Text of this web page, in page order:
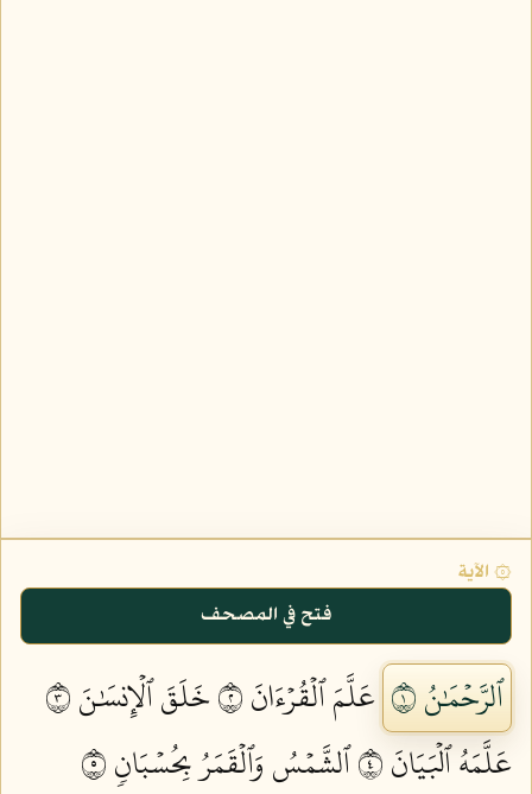
۞ الآية
فتح في المصحف
ٱلرَّحۡمَٰنُ ١ عَلَّمَ ٱلۡقُرۡءَانَ ٢
خَلَقَ ٱلۡإِنسَٰنَ ٣
عَلَّمَهُ ٱلۡبَيَانَ ٤
ٱلشَّمۡسُ وَٱلۡقَمَرُ بِحُسۡبَانٖ ٥